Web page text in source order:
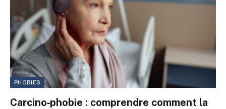
PHOBIES
Carcino‑phobie : comprendre comment la